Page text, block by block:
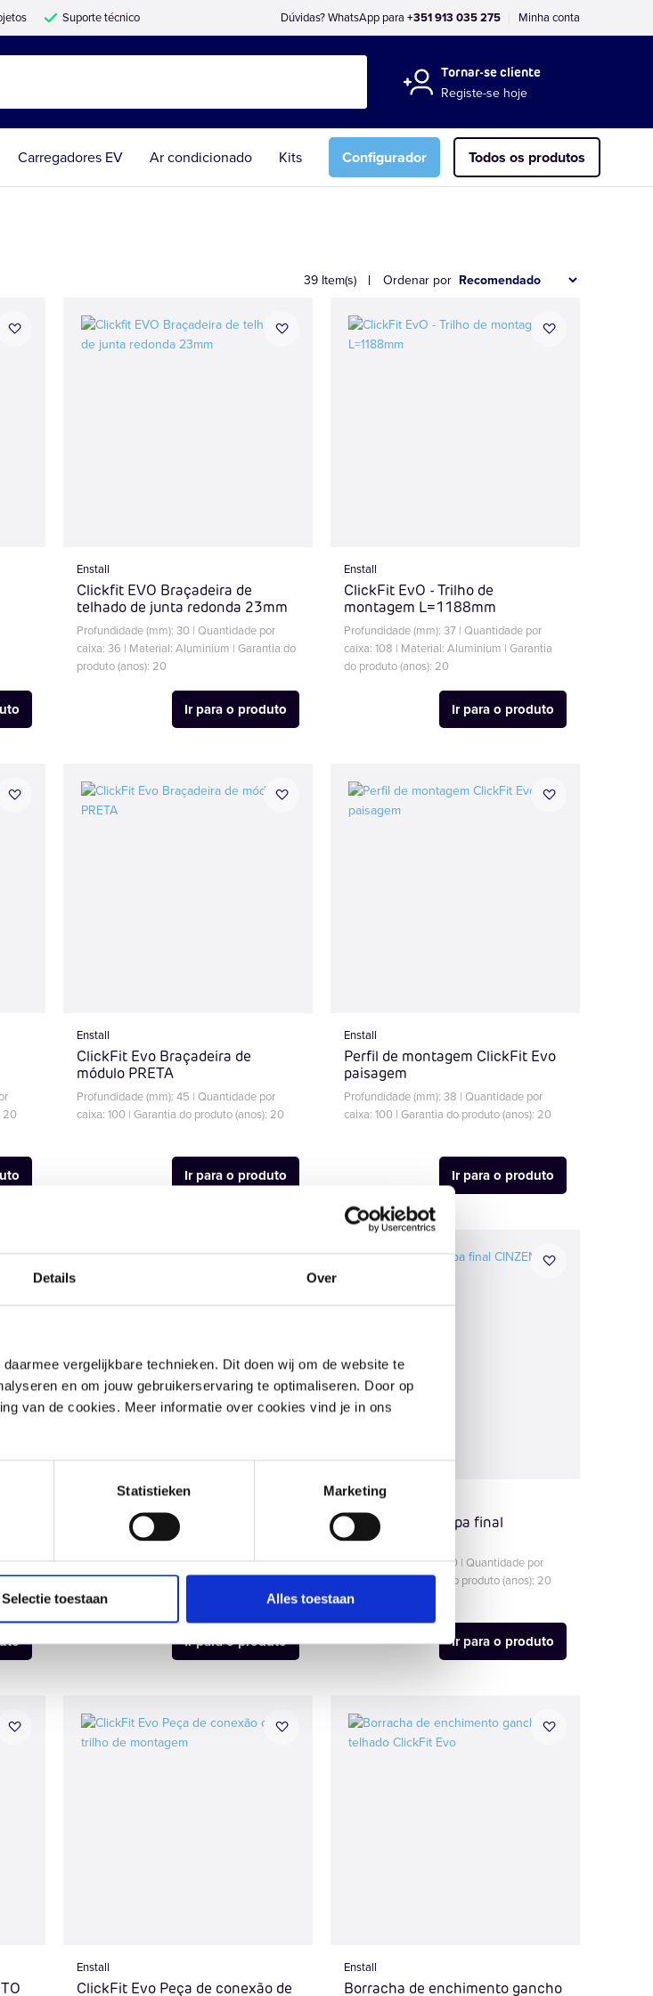
Details Over
vergelijkbare technieken. Dit doen wij om de website te
en om jouw gebruikerservaring te optimaliseren. Door op
van de cookies. Meer informatie over cookies vind je in ons
Statistieken Marketing
Selectie toestaan Alles toestaan
Suporte técnico Dúvidas? WhatsApp para +351 913 035 275 Minha conta
Tornar-se cliente
Registe-se hoje
Carregadores EV Ar condicionado Kits Configurador Todos os produtos
39 Item(s) Ordenar por
Enstall
Clickfit EVO Braçadeira de
telhado de junta redonda 23mm
Profundidade (mm): 30 | Quantidade por
caixa: 36 | Material: Aluminium | Garantia do
produto (anos): 20
Ir para o produto
Enstall
ClickFit EvO - Trilho de
montagem L=1188mm
Profundidade (mm): 37 | Quantidade por
caixa: 108 | Material: Aluminium | Garantia
do produto (anos): 20
Ir para o produto
20
Enstall
ClickFit Evo Braçadeira de
módulo PRETA
Profundidade (mm): 45 | Quantidade por
caixa: 100 | Garantia do produto (anos): 20
Ir para o produto
Enstall
Perfil de montagem ClickFit Evo
paisagem
Profundidade (mm): 38 | Quantidade por
caixa: 100 | Garantia do produto (anos): 20
Ir para o produto
Mounting profile metal roof
optimizer ready - landscape
Profundidade (mm): 50 | Quantidade por
caixa: 50 | Garantia do produto (anos): 20
Ir para o produto
Enstall
ClickFit Evo Tampa final
CINZENTO
Profundidade (mm): 90 | Quantidade por
caixa: 100 | Garantia do produto (anos): 20
Ir para o produto
Enstall
ClickFit Evo Peça de conexão de
Enstall
Borracha de enchimento gancho